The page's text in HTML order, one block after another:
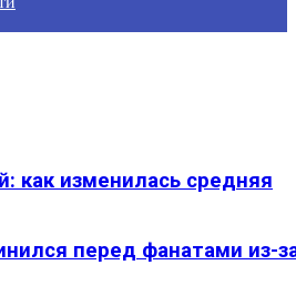
как изменилась средняя
перед фанатами из-